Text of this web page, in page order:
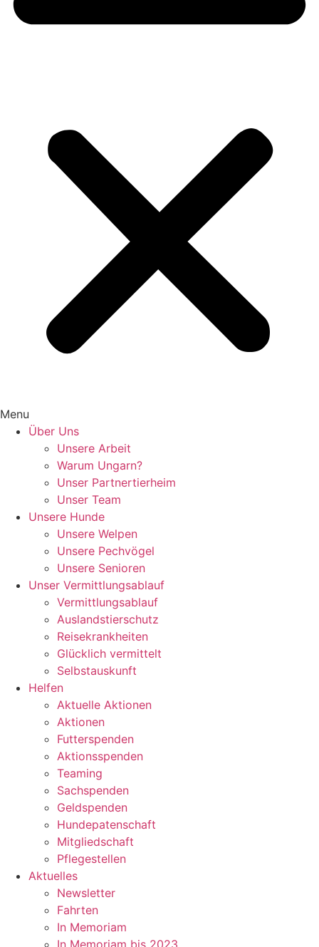
Menu
Über Uns
Unsere Arbeit
Warum Ungarn?
Unser Partnertierheim
Unser Team
Unsere Hunde
Unsere Welpen
Unsere Pechvögel
Unsere Senioren
Unser Vermittlungsablauf
Vermittlungsablauf
Auslandstierschutz
Reisekrankheiten
Glücklich vermittelt
Selbstauskunft
Helfen
Aktuelle Aktionen
Aktionen
Futterspenden
Aktionsspenden
Teaming
Sachspenden
Geldspenden
Hundepatenschaft
Mitgliedschaft
Pflegestellen
Aktuelles
Newsletter
Fahrten
In Memoriam